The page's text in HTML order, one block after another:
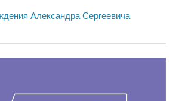
Александра Сергеевича